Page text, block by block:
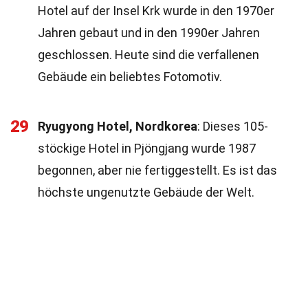
Hotel auf der Insel Krk wurde in den 1970er
Jahren gebaut und in den 1990er Jahren
geschlossen. Heute sind die verfallenen
Gebäude ein beliebtes Fotomotiv.
29 Ryugyong Hotel, Nordkorea: Dieses 105-
stöckige Hotel in Pjöngjang wurde 1987
begonnen, aber nie fertiggestellt. Es ist das
höchste ungenutzte Gebäude der Welt.